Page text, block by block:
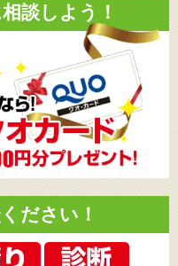
談しよう！
ださい！